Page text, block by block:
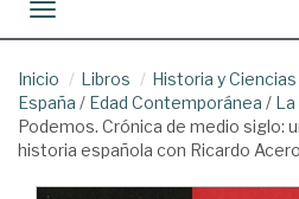
Toggle navigation
Inicio Libros Historia y
España / Edad Contemporánea / La
Podemos. Crónica de medio siglo:
historia española con Ricardo